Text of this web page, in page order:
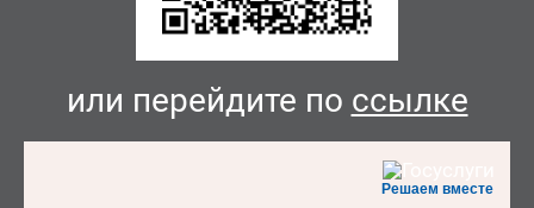
или перейдите по ссылке
Решаем вместе